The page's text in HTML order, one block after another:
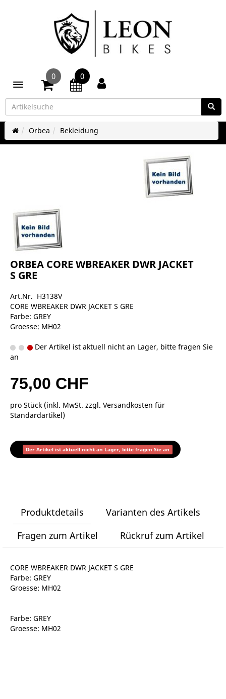
Toggle navigation
0 0
Orbea Bekleidung
ORBEA CORE WBREAKER DWR JACKET
S GRE
Art.Nr. H3138V
CORE WBREAKER DWR JACKET S GRE
Farbe: GREY
Groesse: MH02
Der Artikel ist aktuell nicht an Lager, bitte fragen Sie
an
75,00 CHF
pro Stück (inkl. MwSt. zzgl. Versandkosten für
Standardartikel)
Der Artikel ist aktuell nicht an Lager, bitte fragen Sie an
Produktdetails
Varianten des Artikels
Fragen zum Artikel
Rückruf zum Artikel
CORE WBREAKER DWR JACKET S GRE
Farbe: GREY
Groesse: MH02
Farbe: GREY
Groesse: MH02